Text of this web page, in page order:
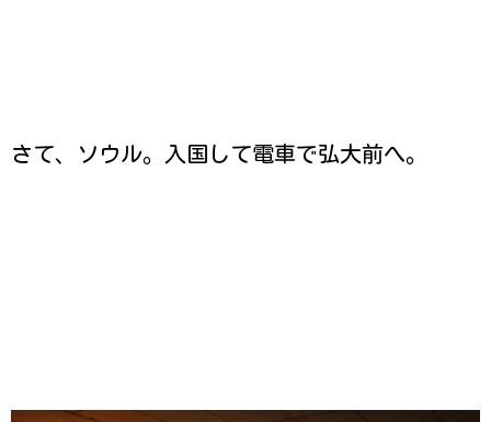
さて、ソウル。入国して電車で弘大前へ。